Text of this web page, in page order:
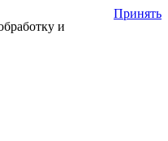
и
Принять